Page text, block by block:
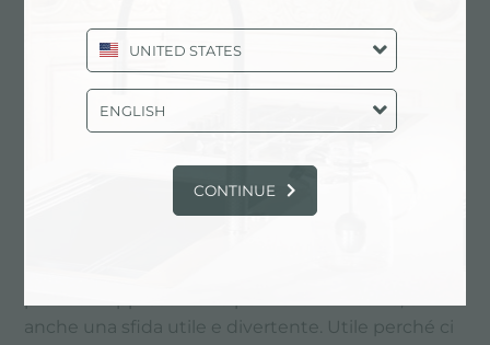
«Quando abbiamo iniziato a pensare a una serie di
prodotti adatti all’outdoor - spiega Alessandro
è stato automatico approcciare l’argomento da
questa stessa angolazione. È nata l’idea di
Finalmente e anche della gamma Ognidove, che
se non è espressamente una linea di prodotti
outdoor (poiché non possono essere lasciati all’aria
anche una sfida utile e divertente. Utile perché ci
UNITED STATES
ENGLISH
CONTINUE